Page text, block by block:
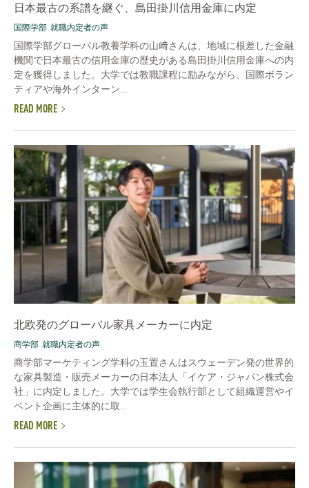
日本最古の系譜を継ぐ、島田掛川信用金庫に内定
国際学部 就職内定者の声
国際学部グローバル教養学科の山﨑さんは、地域に根差した金融
機関で日本最古の信用金庫の歴史がある島田掛川信用金庫への内
定を獲得しました。大学では教職課程に励みながら、国際ボラン
ティアや海外インターン...
READ MORE
北欧発のグローバル家具メーカーに内定
商学部 就職内定者の声
商学部マーケティング学科の玉置さんはスウェーデン発の世界的
な家具製造・販売メーカーの日本法人「イケア・ジャパン株式会
社」に内定しました。大学では学生会執行部として組織運営やイ
ベント企画に主体的に取...
READ MORE